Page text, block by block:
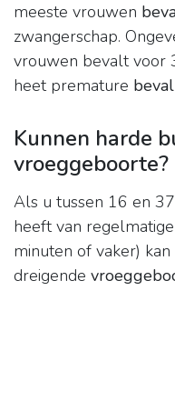
meeste vrouwen
zwangerschap.
vrouwen bevalt voor
heet premature
Kunnen harde
vroeggeboorte?
Als u tussen 16 en
heeft van regelmatige
minuten of vaker)
dreigende